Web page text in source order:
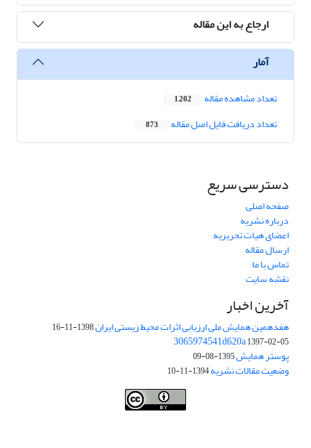
ارجاع به این مقاله
آمار
تعداد مشاهده مقاله 1,202
تعداد دریافت فایل اصل مقاله 873
دسترسی سریع
صفحه اصلی
درباره نشریه
اعضای هیات تحریریه
ارسال مقاله
تماس با ما
نقشه سایت
آخرین اخبار
هفدهمین همایش ملی ارزیابی اثرات محیط زیستی ایران1398-11-16
3065974541d620a1397-02-05
پوستر همایش1395-08-09
وضعیت مقالات نشریه1394-11-10